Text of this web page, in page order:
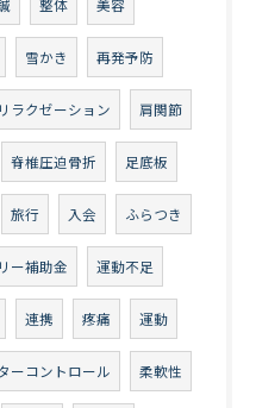
雪かき 再発予防
リラクゼーション 肩関節
脊椎圧迫骨折 足底板
旅行 入会 ふらつき
ー補助金 運動不足
連携 疼痛 運動
ーコントロール 柔軟性